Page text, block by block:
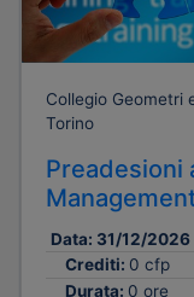
Collegio Geometri
Torino
Preadesioni
Data: 31/12/2026
Crediti: 0 cfp
Durata: 0 ore